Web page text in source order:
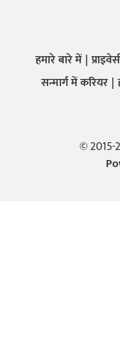
हमारे बारे में
सन्मार्ग में करियर
© 2015-